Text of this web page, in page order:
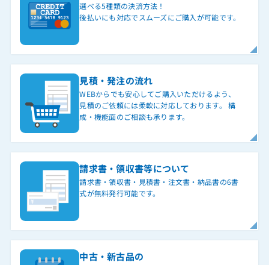
選べる5種類の決済方法！
後払いにも対応でスムーズにご購入が可能です。
見積・発注の流れ
WEBからでも安心してご購入いただけるよう、
見積のご依頼には柔軟に対応しております。 構
成・機能面のご相談も承ります。
請求書・領収書等について
請求書・領収書・見積書・注文書・納品書の6書
式が無料発行可能です。
中古・新古品の